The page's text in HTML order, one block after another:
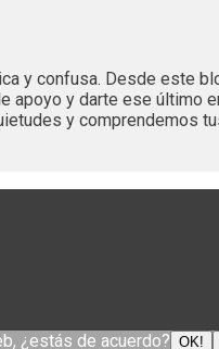
y confusa. Desde este
y darte ese
y comprendemos
¿estás de acuerdo? OK!